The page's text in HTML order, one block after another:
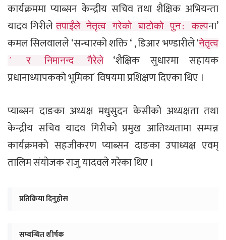
कार्यक्रममा प्याब्सन केन्द्रीय सचिव तथा शैक्षिक अभियन्ता
यादव गिरीलेतपाईंले नेतृत्व गरेकाे बाटाेकाे पुन: कल्पना’
कमल सिलवालले ‘सन्चारको शक्ति ‘ , डिआर भण्डारीले ‘नेतृत्व
´ र निमानन्द गैरेले‘शैक्षिक सुधारमा सहायक
प्रधानाध्यापककाे भूमिका´ विषयमा प्रशिक्षण दिएका थिए ।
प्याब्सन दाङका अध्यक्ष मधुसुदन केसीकाे अध्यक्षता तथा
केन्द्रीय सचिव यादव गिरीकाे प्रमुख आतिथ्यतामा सम्पन्न
कार्यक्रमकाे सहजीकरण प्याब्सन दाङका उपाध्यक्ष एवम्
तालिम संयाेजक राजु यादवले गरेका थिए ।
प्रतिक्रिया दिनुहोस
सम्बन्धित शीर्षक